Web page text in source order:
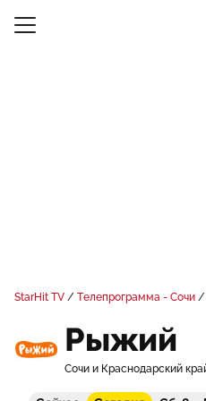
StarHit TV Телепрограмма - Сочи
Рыжий
Сочи и Краснодарский